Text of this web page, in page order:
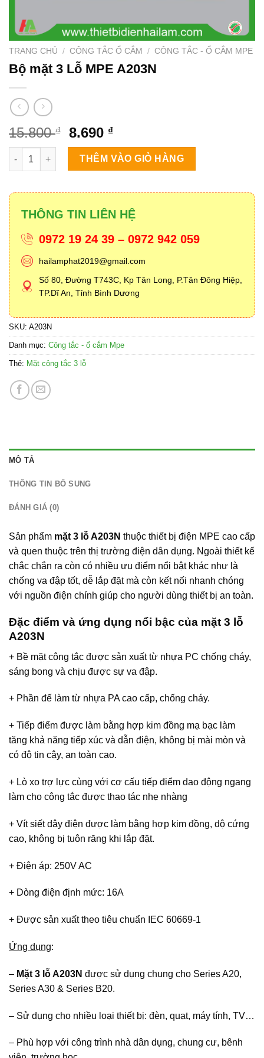
TRANG CHỦ / CÔNG TẮC Ổ CẮM / CÔNG TẮC - Ổ CẮM MPE
Bộ mặt 3 Lỗ MPE A203N
15.800₫
Giá
gốc
là:
15.800 ₫.
8.690 ₫Giá
hiện
tại
là:
8.690 ₫.
Bộ mặt 3 Lỗ MPE A203N số lượng
THÊM VÀO GIỎ HÀNG
THÔNG TIN LIÊN HỆ
0972 19 24 39 – 0972 942 059
hailamphat2019@gmail.com
Số 80, Đường T743C, Kp Tân Long, P.Tân Đông Hiệp,
TP.Dĩ An, Tỉnh Bình Dương
SKU: A203N
Danh mục: Công tắc - ổ cắm Mpe
Thẻ: Mặt công tắc 3 lỗ
MÔ TẢ
THÔNG TIN BỔ SUNG
ĐÁNH GIÁ (0)
Sản phẩm mặt 3 lỗ A203N thuộc thiết bị điện MPE cao cấp
và quen thuộc trên thị trường điện dân dụng. Ngoài thiết kế
chắc chắn ra còn có nhiều ưu điểm nổi bật khác như là
chống va đập tốt, dễ lắp đặt mà còn kết nối nhanh chóng
với nguồn điện chính giúp cho người dùng thiết bị an toàn.
Đặc điểm và ứng dụng nổi bậc của mặt 3 lỗ
A203N
+ Bề mặt công tắc được sản xuất từ nhựa PC chống cháy,
sáng bong và chịu được sự va đập.
+ Phần đế làm từ nhựa PA cao cấp, chống cháy.
+ Tiếp điểm được làm bằng hợp kim đồng mạ bạc làm
tăng khả năng tiếp xúc và dẫn điện, không bị mài mòn và
có độ tin cậy, an toàn cao.
+ Lò xo trợ lực cùng với cơ cấu tiếp điểm dao động ngang
làm cho công tắc được thao tác nhẹ nhàng
+ Vít siết dây điện được làm bằng hợp kim đồng, dộ cứng
cao, không bị tuôn răng khi lắp đặt.
+ Điện áp: 250V AC
+ Dòng điện định mức: 16A
+ Được sản xuất theo tiêu chuẩn IEC 60669-1
Ứng dụng:
– Mặt 3 lỗ A203N được sử dụng chung cho Series A20,
Series A30 & Series B20.
– Sử dụng cho nhiều loại thiết bị: đèn, quạt, máy tính, TV…
– Phù hợp với công trình nhà dân dụng, chung cư, bênh